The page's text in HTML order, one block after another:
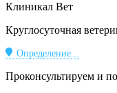
Клиникал Вет
Круглосуточная
Определение...
Проконсультируем и